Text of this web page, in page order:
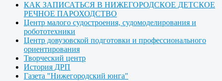
КАК ЗАПИСАТЬСЯ В НИЖЕГОРОДСКОЕ ДЕТСКОЕ
РЕЧНОЕ ПАРОХОДСТВО
Центр малого судостроения, судомоделирования и
робототехники
Центр довузовской подготовки и профессионального
ориентирования
Творческий центр
История ДРП
Газета "Нижегородский юнга"